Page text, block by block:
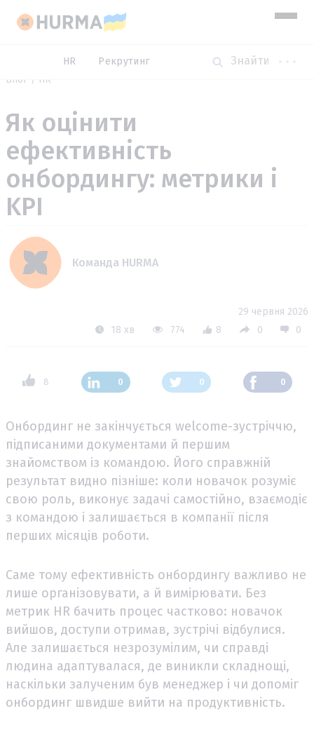
HR
Рекрутинг
Блог
HR
Як оцінити
ефективність
онбордингу: метрики і
KPI
Команда HURMA
29 червня 2026
18 хв
774 8 0 0
8 0 0 0
Онбординг не закінчується welcome-зустріччю,
підписаними документами й першим
знайомством із командою. Його справжній
результат видно пізніше: коли новачок розуміє
свою роль, виконує задачі самостійно, взаємодіє
з командою і залишається в компанії після
перших місяців роботи.
Саме тому ефективність онбордингу важливо не
лише організовувати, а й вимірювати. Без
метрик HR бачить процес частково: новачок
вийшов, доступи отримав, зустрічі відбулися.
Але залишається незрозумілим, чи справді
людина адаптувалася, де виникли складнощі,
наскільки залученим був менеджер і чи допоміг
онбординг швидше вийти на продуктивність.